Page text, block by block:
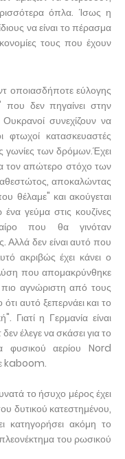
όπλα. Ίσως η
να είναι το πέρασμα
τους που έχουν
οποιασδήποτε εύλογης
που δεν πηγαίνει στην
συνεχίζουν να
φτωχοί κατασκευαστές
γωνίες των δρόμων.Έχει
τον απώτερο στόχο των
αποκαλώντας
θέλαμε" και ακούγεται
γεύμα στις κουζίνες
που θα γινόταν
Αλλά δεν είναι αυτό που
ακριβώς έχει κάνει ο
που απομακρύνθηκε
πιο αγνώριστη από τους
αυτό ξεπερνάει και το
Γιατί η Γερμανία είναι
έλεγε να σκάσει για το
φυσικού αερίου Nord
kaboom.
το ήσυχο μέρος έχει
δυτικού κατεστημένου,
κατηγορήσει ακόμη το
του ρωσικού